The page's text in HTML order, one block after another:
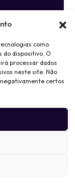
como
do dispositivo. O
processar dados
neste site. Não
certos